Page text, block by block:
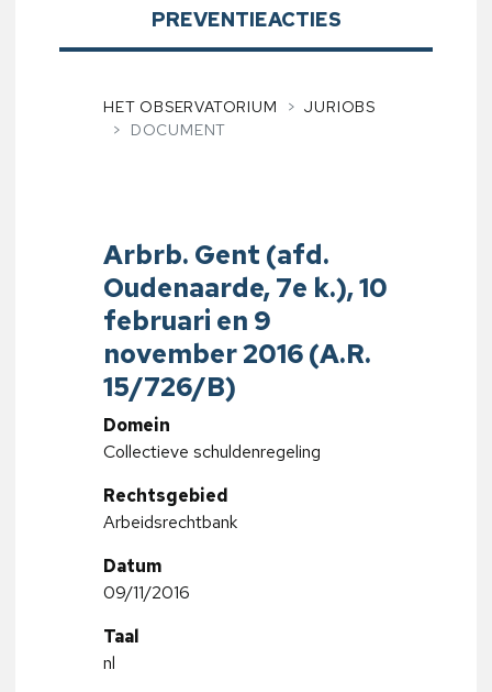
PREVENTIEACTIES
HET OBSERVATORIUM
JURIOBS
DOCUMENT
Arbrb. Gent (afd.
Oudenaarde, 7e k.), 10
februari en 9
november 2016 (A.R.
15/726/B)
Domein
Collectieve schuldenregeling
Rechtsgebied
Arbeidsrechtbank
Datum
09/11/2016
Taal
nl